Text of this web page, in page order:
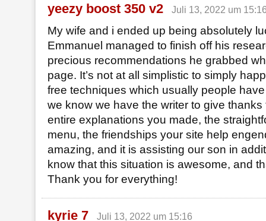
yeezy boost 350 v2 Juli 13, 2022 um
My wife and i ended up being absolutely
Emmanuel managed to finish off his
precious recommendations he grabbed
page. It’s not at all simplistic to simply
free techniques which usually people
we know we have the writer to give thanks
entire explanations you made, the
menu, the friendships your site help
amazing, and it is assisting our son in
know that this situation is awesome, and
Thank you for everything!
kyrie 7 Juli 13, 2022 um 15:16